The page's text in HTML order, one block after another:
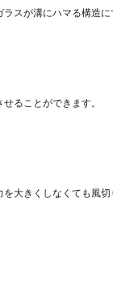
スが溝にハマる構造に
ることができます。
を大きくしなくても風